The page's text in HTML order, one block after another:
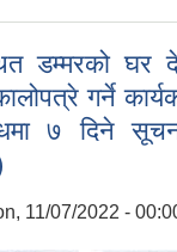
डम्मरको घर
गर्ने
७ दिने
11/07/2022 -